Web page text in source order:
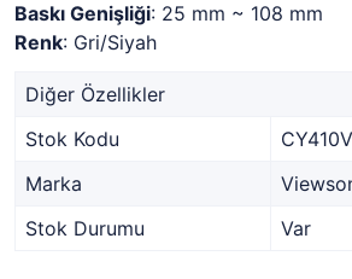
Baskı Genişliği: 25 mm ~ 108 mm
Renk: Gri/Siyah
Diğer Özellikler
Stok Kodu
Marka
Stok Durumu
Var